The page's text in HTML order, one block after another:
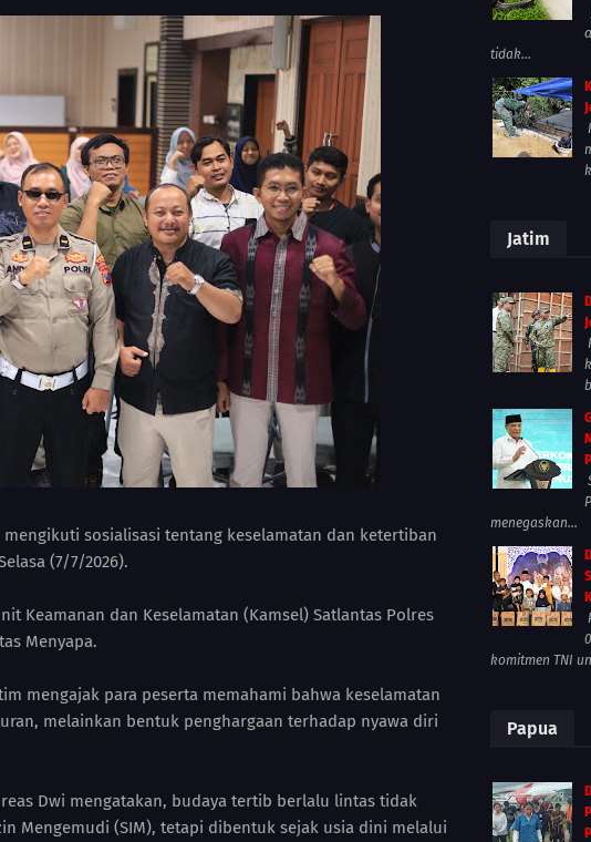
sosialisasi tentang keselamatan dan ketertiban
(7/7/2026).
Keamanan dan Keselamatan (Kamsel) Satlantas Polres
Menyapa.
mengajak para peserta memahami bahwa keselamatan
melainkan bentuk penghargaan terhadap nyawa diri
Dwi mengatakan, budaya tertib berlalu lintas tidak
Mengemudi (SIM), tetapi dibentuk sejak usia dini melalui
tidak...
Jatim
menegaskan...
komitmen TNI
Papua